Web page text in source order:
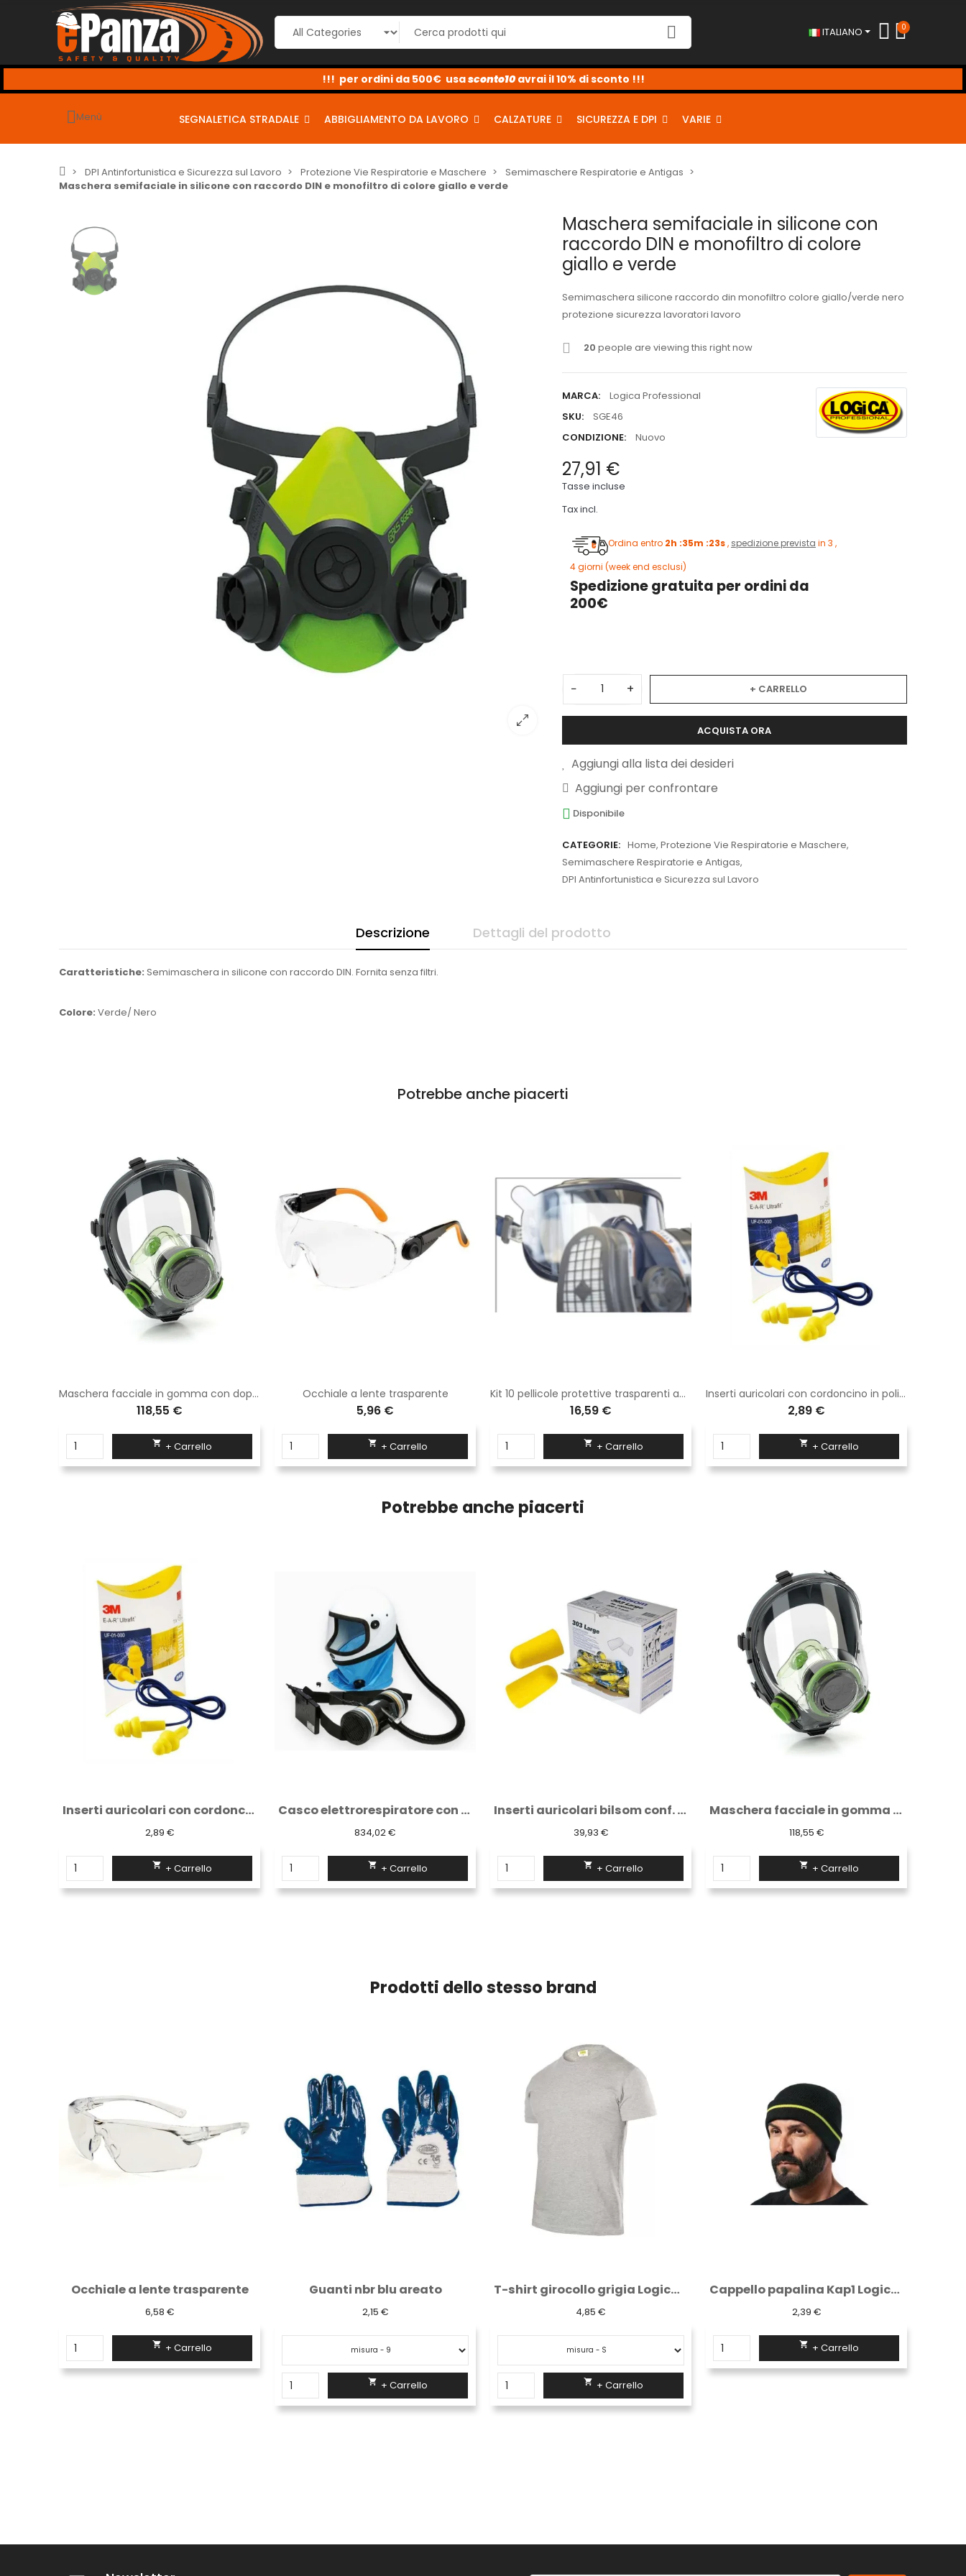
ITALIANO 0
sconto2
sconto5
sconto10
Menù SEGNALETICA STRADALE ABBIGLIAMENTO DA LAVORO CALZATURE SICUREZZA E DPI VARIE
DPI Antinfortunistica e Sicurezza sul Lavoro Protezione Vie Respiratorie e Maschere
Semimaschere Respiratorie e Antigas
Maschera semifaciale in silicone con raccordo DIN e monofiltro di colore giallo e verde
Maschera semifaciale in silicone con
raccordo DIN e monofiltro di colore
giallo e verde
Semimaschera silicone raccordo din monofiltro colore giallo/verde nero
protezione sicurezza lavoratori lavoro
20 people are viewing this right now
MARCA:
Logica Professional
SKU:
SGE46
CONDIZIONE:
Nuovo
27,91 €
Tasse incluse
Tax incl.
Ordina entro 2h :35m :22s, spedizione prevista in 3 ,
4 giorni (week end esclusi)
Spedizione gratuita per ordini da
200€
− + + CARRELLO
ACQUISTA ORA
Aggiungi alla lista dei desideri
Aggiungi per confrontare
Disponibile
CATEGORIE: Home, Protezione Vie Respiratorie e Maschere,
Semimaschere Respiratorie e Antigas,
DPI Antinfortunistica e Sicurezza sul Lavoro
Descrizione Dettagli del prodotto
Caratteristiche: Semimaschera in silicone con raccordo DIN. Fornita senza filtri.
Colore: Verde/ Nero
Potrebbe anche piacerti
Maschera facciale in gomma con doppio attacco per filtri serie 200
118,55 €
 + Carrello
Occhiale a lente trasparente
5,96 €
 + Carrello
Kit 10 pellicole protettive trasparenti adesive per spr401
16,59 €
 + Carrello
Inserti auricolari con cordoncino in poliuretano
2,89 €
 + Carrello
Potrebbe anche piacerti
Casco elettrorespiratore con autonomia di...
834,02 €
 + Carrello
Inserti auricolari bilsom conf. 200 paia
39,93 €
 + Carrello
Maschera facciale in gomma con doppio...
118,55 €
 + Carrello
Kit 10 pellicole protettive trasparenti...
16,59 €
 + Carrello
Prodotti dello stesso brand
Guanti nbr blu areato
2,15 € 4,85 €
 + Carrello
Cappello papalina Kap1 Logica 100%...
2,39 €
+ Carrello
Cuffie unisex plp
3,97 €
 + Carrello